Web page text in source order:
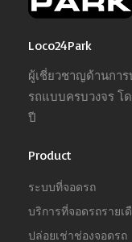
Loco24Park
ผู้เชี่ยวชาญด้านกา
รถแบบครบวงจร โ
ปี
Product
ระบบที่จอดรถ
บริการที่จอดรถรายเ
ปล่อยเช่าช่องจอดรถ